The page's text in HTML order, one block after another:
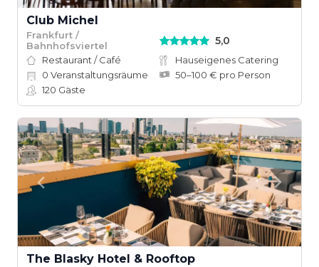
Club Michel
Frankfurt /
Bahnhofsviertel
5,0
Restaurant / Café
Hauseigenes Catering
0 Veranstaltungsräume
50–100 € pro Person
120 Gäste
The Blasky Hotel & Rooftop